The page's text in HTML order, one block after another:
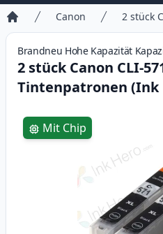
Startseite
Canon
Brandneu Hohe Kapazität
2 stück Canon CLI-
Tintenpatronen (Ink
Product information
Mit Chip